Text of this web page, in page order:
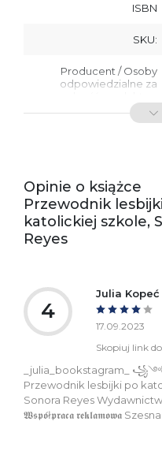
ISBN
SKU:
Producent / Osoby
odpowiedzialne za
przepisami:
Ostrzeżenia oraz
informacje dotyczące
bezpieczeństwa:
Opinie o książce
Przewodnik
katolickiej szkole,
Reyes
4
Julia Kopeć
17.09.2023
Skopiuj link
_julia_bookstagram_
Przewodnik lesbijki po
Sonora Reyes
𝖂𝖘𝖕𝖔́ł𝖕𝖗𝖆𝖈𝖆 𝖗𝖊𝖐𝖑𝖆𝖒𝖔𝖜𝖆